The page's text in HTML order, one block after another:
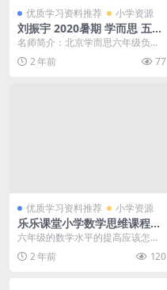
优质学习资料推荐 小学资源
刘振宇 2020暑期 学而思 五年
级数学暑期创新班，15讲MP4
视频课程，PDF讲义，百度网
盘下载
名师简介：北京学而思六年级负责
人八学而思SA级教师常年授课小学
高年级所带学员多名...
2 年前 77
优质学习资料推荐 小学资源
乐乐课堂小学数学思维课程，
小学六年级数学奥数MP4视频
六年级的数学水平的提高应该怎么
进行提升？小学6年级的孩子，如果
数学的思维能力还没...
2 年前 120